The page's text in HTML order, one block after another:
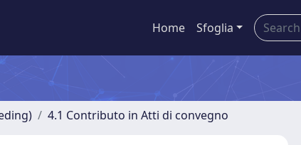
Home Sfoglia
4.1 Contributo in Atti di convegno